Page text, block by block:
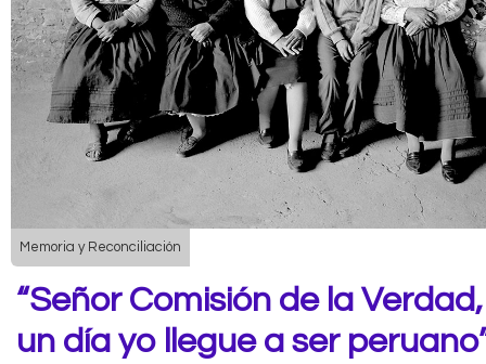
Memoria y Reconciliación
“Señor Comisión de la
un día yo llegue a ser